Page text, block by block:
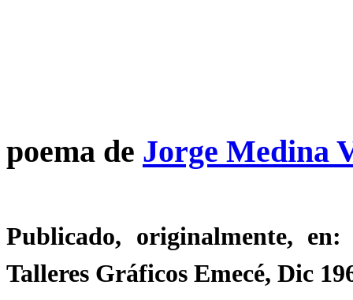
poema de Jorge Medina
Publicado, originalmente,
Talleres Gráficos Emecé, Dic